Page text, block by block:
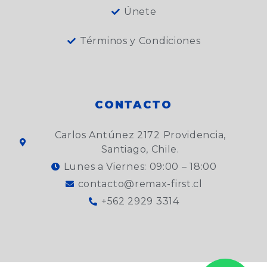
Únete
Términos y Condiciones
CONTACTO
Carlos Antúnez 2172 Providencia,
Santiago, Chile.
Lunes a Viernes: 09:00 – 18:00
contacto@remax-first.cl
+562 2929 3314